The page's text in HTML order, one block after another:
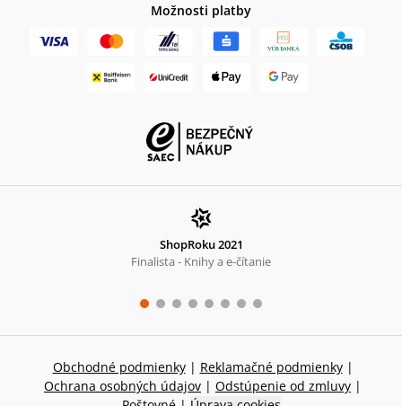
Možnosti platby
ShopRoku 2021
Finalista - Knihy a e-čítanie
Obchodné podmienky | Reklamačné podmienky |
Ochrana osobných údajov | Odstúpenie od zmluvy |